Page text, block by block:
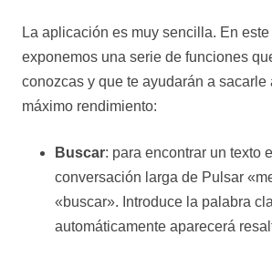
La aplicación es muy sencilla. En este
exponemos una serie de funciones
conozcas y que te ayudarán a sacarle
máximo rendimiento:
Buscar: para encontrar un texto
conversación larga de Pulsar
«buscar». Introduce la palabra
automáticamente aparecerá